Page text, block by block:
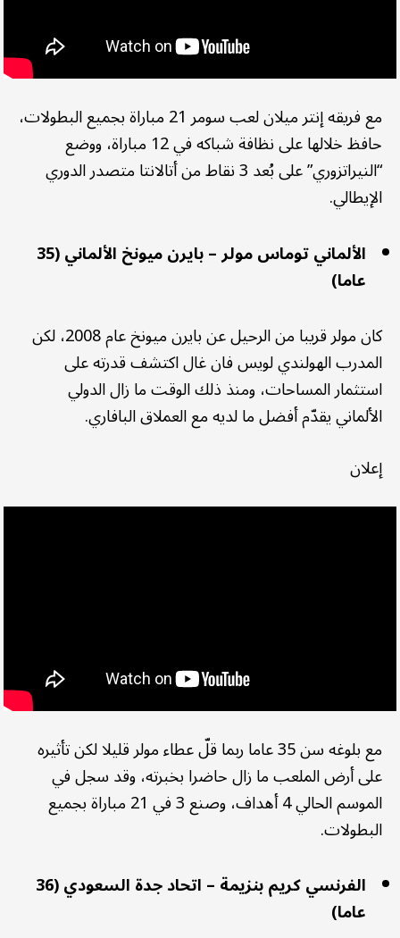
مع فريقه إنتر ميلان لعب سومر 21 مباراة بجميع البطولات،
حافظ خلالها على نظافة شباكه في 12 مباراة، ووضع
“النيراتزوري” على بُعد 3 نقاط من أتالانتا متصدر الدوري
الإيطالي.
الألماني توماس مولر – بايرن ميونخ الألماني (35
عاما)
كان مولر قريبا من الرحيل عن بايرن ميونخ عام 2008، لكن
المدرب الهولندي لويس فان غال اكتشف قدرته على
استثمار المساحات، ومنذ ذلك الوقت ما زال الدولي
الألماني يقدّم أفضل ما لديه مع العملاق البافاري.
إعلان
مع بلوغه سن 35 عاما ربما قلّ عطاء مولر قليلا لكن تأثيره
على أرض الملعب ما زال حاضرا بخبرته، وقد سجل في
الموسم الحالي 4 أهداف، وصنع 3 في 21 مباراة بجميع
البطولات.
الفرنسي كريم بنزيمة – اتحاد جدة السعودي (36
عاما)